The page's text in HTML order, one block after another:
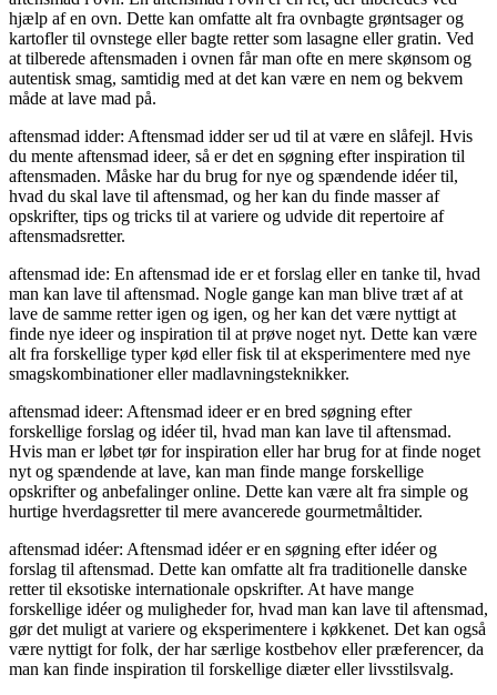
hjælp af en ovn. Dette kan omfatte alt fra ovnbagte grøntsager og
kartofler til ovnstege eller bagte retter som lasagne eller gratin. Ved
at tilberede aftensmaden i ovnen får man ofte en mere skønsom og
autentisk smag, samtidig med at det kan være en nem og bekvem
måde at lave mad på.
aftensmad idder: Aftensmad idder ser ud til at være en slåfejl. Hvis
du mente aftensmad ideer, så er det en søgning efter inspiration til
aftensmaden. Måske har du brug for nye og spændende idéer til,
hvad du skal lave til aftensmad, og her kan du finde masser af
opskrifter, tips og tricks til at variere og udvide dit repertoire af
aftensmadsretter.
aftensmad ide: En aftensmad ide er et forslag eller en tanke til, hvad
man kan lave til aftensmad. Nogle gange kan man blive træt af at
lave de samme retter igen og igen, og her kan det være nyttigt at
finde nye ideer og inspiration til at prøve noget nyt. Dette kan være
alt fra forskellige typer kød eller fisk til at eksperimentere med nye
smagskombinationer eller madlavningsteknikker.
aftensmad ideer: Aftensmad ideer er en bred søgning efter
forskellige forslag og idéer til, hvad man kan lave til aftensmad.
Hvis man er løbet tør for inspiration eller har brug for at finde noget
nyt og spændende at lave, kan man finde mange forskellige
opskrifter og anbefalinger online. Dette kan være alt fra simple og
hurtige hverdagsretter til mere avancerede gourmetmåltider.
aftensmad idéer: Aftensmad idéer er en søgning efter idéer og
forslag til aftensmad. Dette kan omfatte alt fra traditionelle danske
retter til eksotiske internationale opskrifter. At have mange
forskellige idéer og muligheder for, hvad man kan lave til aftensmad,
gør det muligt at variere og eksperimentere i køkkenet. Det kan også
være nyttigt for folk, der har særlige kostbehov eller præferencer, da
man kan finde inspiration til forskellige diæter eller livsstilsvalg.